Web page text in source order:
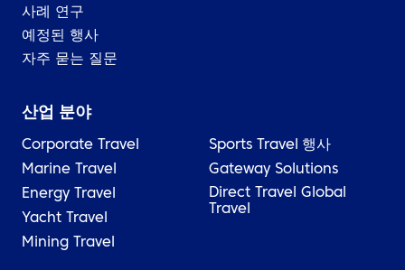
사례 연구
예정된 행사
자주 묻는 질문
산업 분야
Corporate Travel
Marine Travel
Energy Travel
Yacht Travel
Mining Travel
Sports Travel 행사
Gateway Solutions
Direct Travel Global
Travel